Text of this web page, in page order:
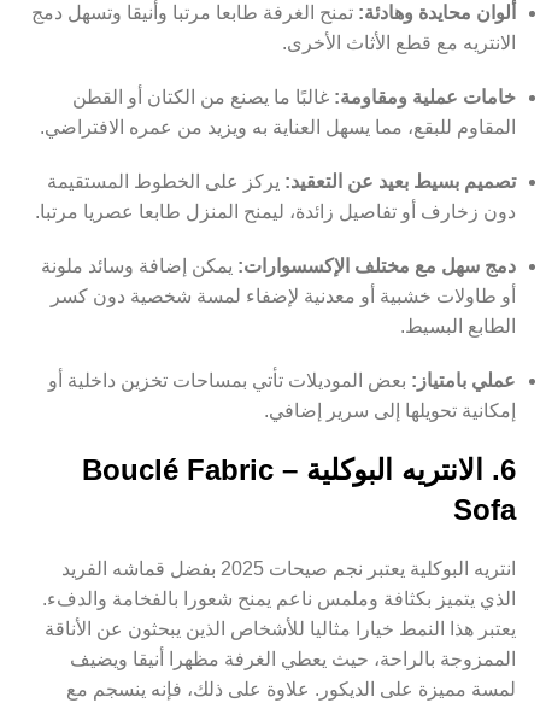
ألوان محايدة وهادئة: تمنح الغرفة طابعا مرتبا وأنيقا وتسهل دمج
الانتريه مع قطع الأثاث الأخرى.
خامات عملية ومقاومة: غالبًا ما يصنع من الكتان أو القطن
المقاوم للبقع، مما يسهل العناية به ويزيد من عمره الافتراضي.
تصميم بسيط بعيد عن التعقيد: يركز على الخطوط المستقيمة
دون زخارف أو تفاصيل زائدة، ليمنح المنزل طابعا عصريا مرتبا.
دمج سهل مع مختلف الإكسسوارات: يمكن إضافة وسائد ملونة
أو طاولات خشبية أو معدنية لإضفاء لمسة شخصية دون كسر
الطابع البسيط.
عملي بامتياز: بعض الموديلات تأتي بمساحات تخزين داخلية أو
إمكانية تحويلها إلى سرير إضافي.
6. الانتريه البوكلية – Bouclé Fabric
Sofa
انتريه البوكلية يعتبر نجم صيحات 2025 بفضل قماشه الفريد
الذي يتميز بكثافة وملمس ناعم يمنح شعورا بالفخامة والدفء.
يعتبر هذا النمط خيارا مثاليا للأشخاص الذين يبحثون عن الأناقة
الممزوجة بالراحة، حيث يعطي الغرفة مظهرا أنيقا ويضيف
لمسة مميزة على الديكور. علاوة على ذلك، فإنه ينسجم مع